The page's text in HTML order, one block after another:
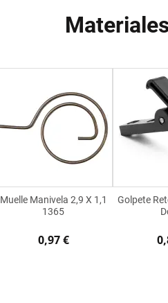
Muelle Manivela 2,9 X 1,1
1365
0,97 €
Golpete